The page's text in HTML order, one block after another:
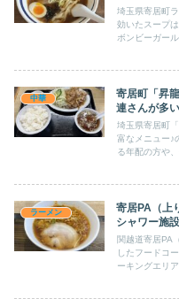
埼玉県寄居町
効いたスープ
ボンビーガー
中華
寄居町「昇
連さんが多
埼玉県寄居町
富なメニュー♪
る年配の方や
ラーメン
寄居PA（上
シャワー施
関越道寄居PA
したフードコ
ーキングエリア